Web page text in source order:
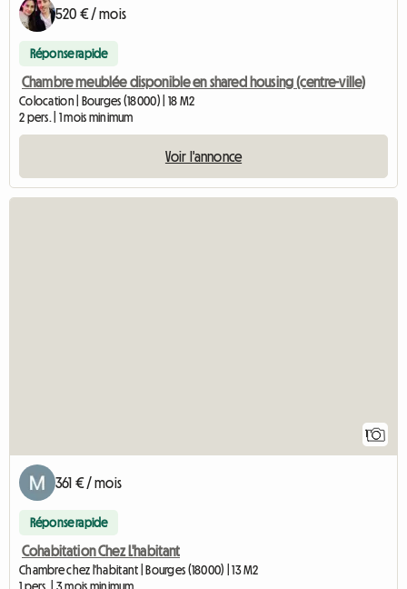
520 € / mois
Réponse rapide
Chambre meublée disponible en shared housing (centre-ville)
Colocation | Bourges (18000) | 18 M2
2 pers. | 1 mois minimum
Voir l'annonce
1
361 € / mois
Réponse rapide
Cohabitation Chez L'habitant
Chambre chez l'habitant | Bourges (18000) | 13 M2
1 pers. | 3 mois minimum